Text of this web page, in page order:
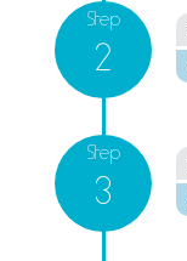
Step
2
Step
3